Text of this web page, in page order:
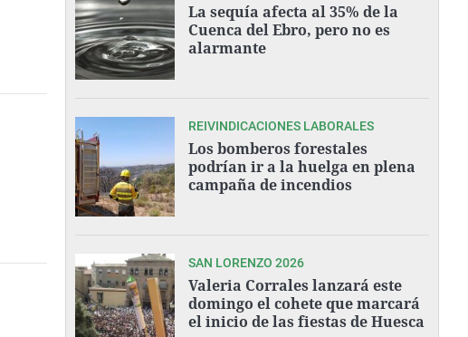
La sequía afecta al 35% de la
Cuenca del Ebro, pero no es
alarmante
REIVINDICACIONES LABORALES
Los bomberos forestales
podrían ir a la huelga en plena
campaña de incendios
SAN LORENZO 2026
Valeria Corrales lanzará este
domingo el cohete que marcará
el inicio de las fiestas de Huesca